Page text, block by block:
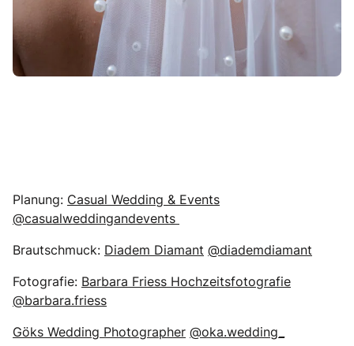
Planung: Casual Wedding & Events
@casualweddingandevents
Brautschmuck: Diadem Diamant @diademdiamant
Fotografie: Barbara Friess Hochzeitsfotografie
@barbara.friess
Göks Wedding Photographer @oka.wedding_